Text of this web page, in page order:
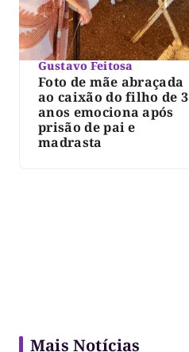
Gustavo Feitosa
Foto de mãe abraçada
ao caixão do filho de 3
anos emociona após
prisão de pai e
madrasta
Mais Notícias